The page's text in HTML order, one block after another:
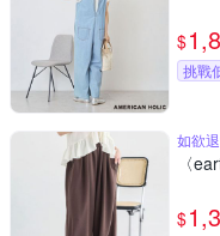
$
挑戰
如欲
〈
$